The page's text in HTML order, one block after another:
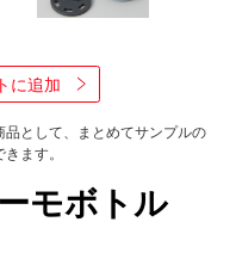
に追加
として、まとめてサンプルの
ます。
モボトル